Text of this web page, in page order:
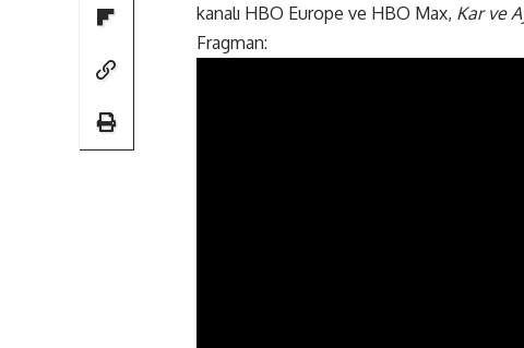
kanalı HBO Europe ve HBO Max, Kar ve
Fragman: